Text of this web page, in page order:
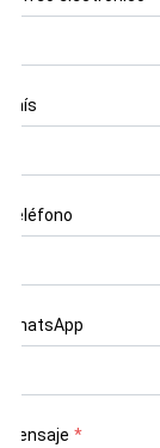
País
Teléfono
WhatsApp
Mensaje *